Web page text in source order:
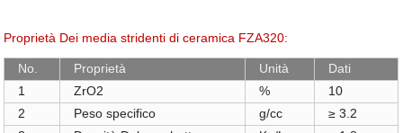
Proprietà Dei media stridenti di ceramica FZA320:
No. Proprietà Unità
Dati
1
ZrO2 %
10
2
Peso specifico g/cc ≥3.2